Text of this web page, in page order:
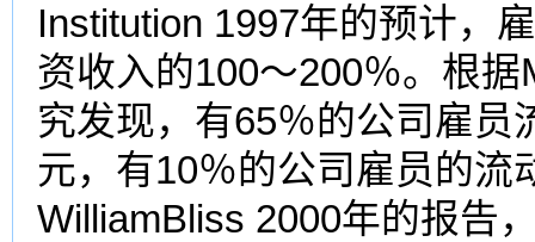
Institution 1997年的预计，
资收入的100～200％。根
究发现，有65％的公司雇
元，有10％的公司雇员的流
WilliamBliss 2000年的报告